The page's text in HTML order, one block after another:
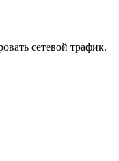
сетевой трафик.